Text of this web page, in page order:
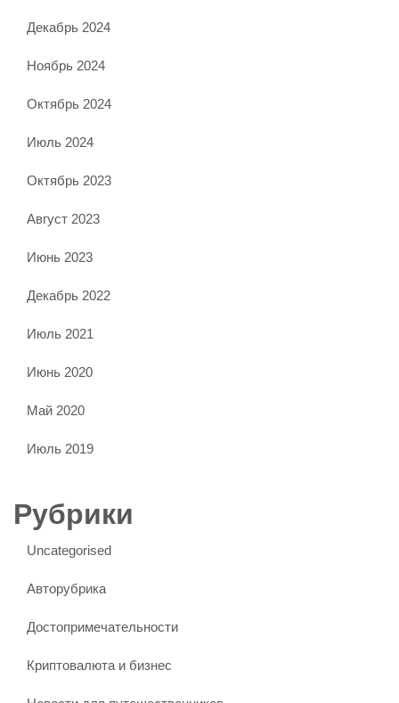
Декабрь 2024
Ноябрь 2024
Октябрь 2024
Июль 2024
Октябрь 2023
Август 2023
Июнь 2023
Декабрь 2022
Июль 2021
Июнь 2020
Май 2020
Июль 2019
Рубрики
Uncategorised
Авторубрика
Достопримечательности
Криптовалюта и бизнес